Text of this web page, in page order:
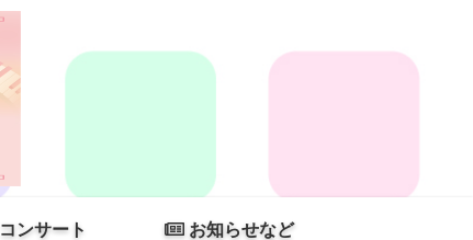
コンサート お知らせなど